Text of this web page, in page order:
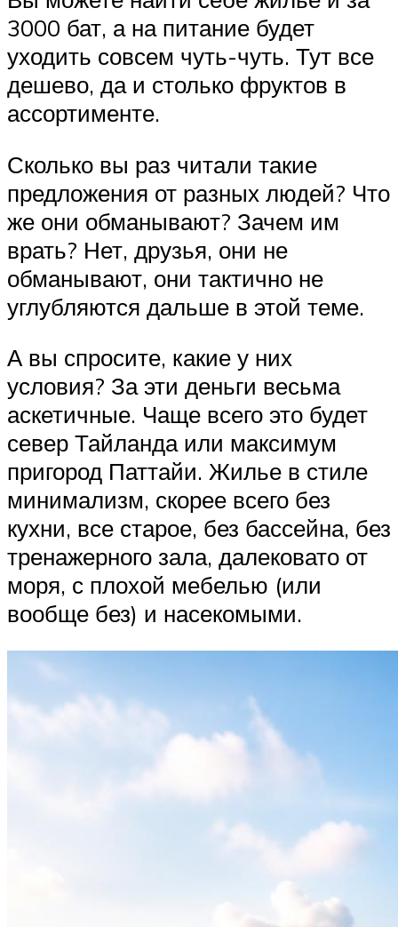
3000 бат, а на питание будет
уходить совсем чуть-чуть. Тут все
дешево, да и столько фруктов в
ассортименте.
Сколько вы раз читали такие
предложения от разных людей? Что
же они обманывают? Зачем им
врать? Нет, друзья, они не
обманывают, они тактично не
углубляются дальше в этой теме.
А вы спросите, какие у них
условия? За эти деньги весьма
аскетичные. Чаще всего это будет
север Тайланда или максимум
пригород Паттайи. Жилье в стиле
минимализм, скорее всего без
кухни, все старое, без бассейна, без
тренажерного зала, далековато от
моря, с плохой мебелью (или
вообще без) и насекомыми.